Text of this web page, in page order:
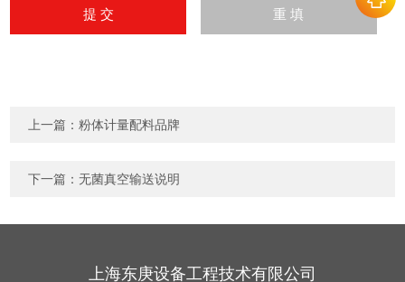
上一篇：粉体计量配料品牌
下一篇：无菌真空输送说明
上海东庚设备工程技术有限公司